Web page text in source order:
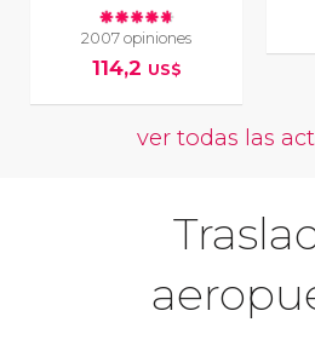
2007 opiniones
114,2 US$
ver todas las